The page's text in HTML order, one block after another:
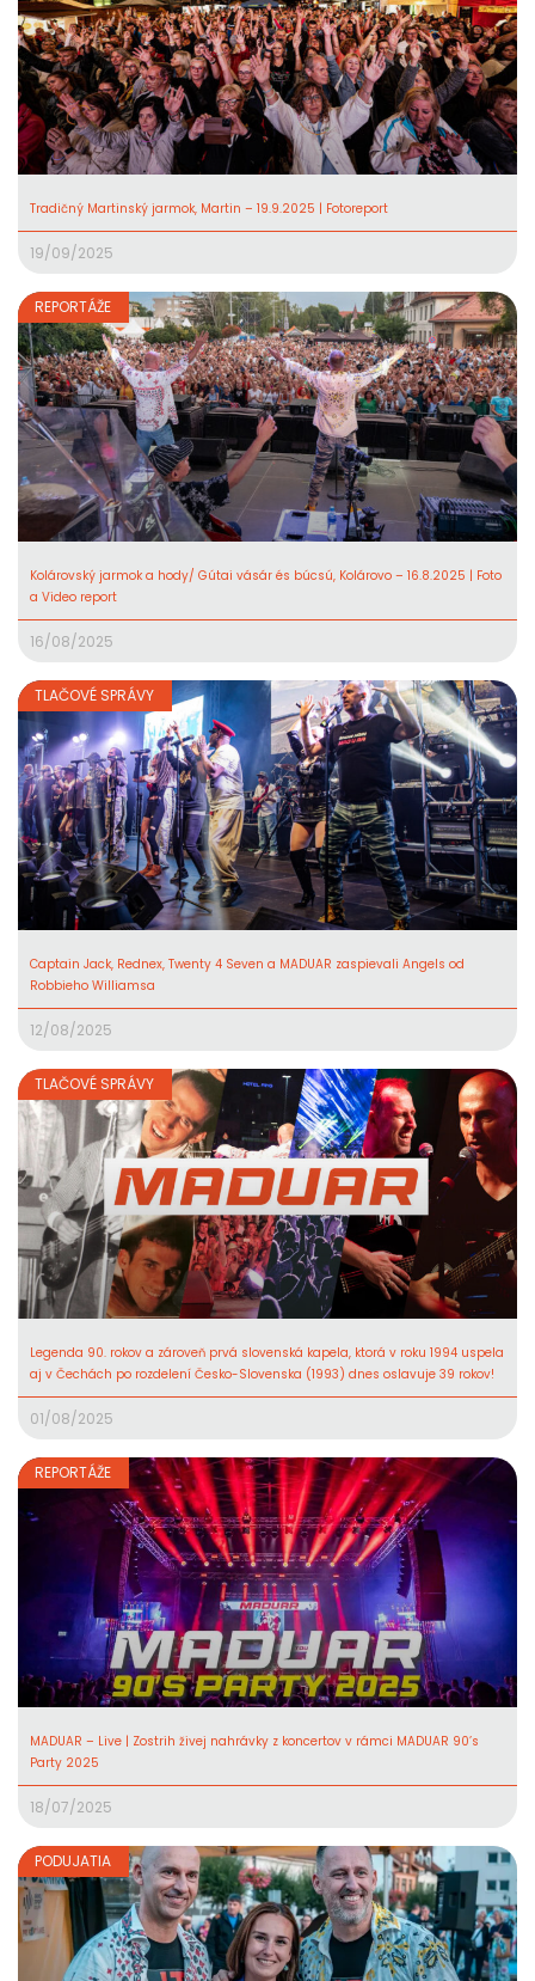
Tradičný Martinský jarmok, Martin – 19.9.2025 | Fotoreport
19/09/2025
REPORTÁŽE
Kolárovský jarmok a hody/ Gútai vásár és búcsú, Kolárovo – 16.8.2025 | Foto
a Video report
16/08/2025
TLAČOVÉ SPRÁVY
Captain Jack, Rednex, Twenty 4 Seven a MADUAR zaspievali Angels od
Robbieho Williamsa
12/08/2025
TLAČOVÉ SPRÁVY
Legenda 90. rokov a zároveň prvá slovenská kapela, ktorá v roku 1994 uspela
aj v Čechách po rozdelení Česko-Slovenska (1993) dnes oslavuje 39 rokov!
01/08/2025
REPORTÁŽE
MADUAR – Live | Zostrih živej nahrávky z koncertov v rámci MADUAR 90’s
Party 2025
18/07/2025
PODUJATIA